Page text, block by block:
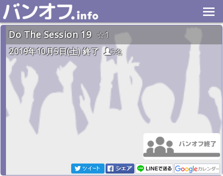
Do The Session 19
1
2019年10月5日(土) 終了
5名